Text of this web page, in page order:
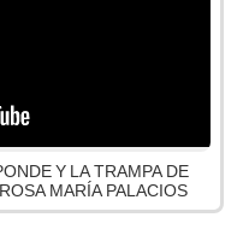
Y LA TRAMPA DE
MARÍA PALACIOS